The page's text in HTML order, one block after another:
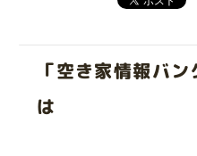
「空き家情報バン
は